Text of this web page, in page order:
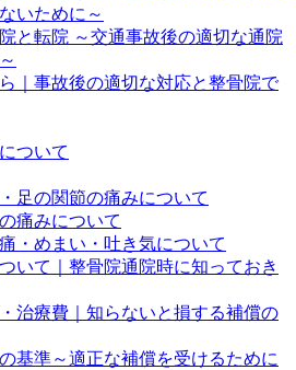
いために～
と転院 ～交通事故後の適切な通院
｜事故後の適切な対応と整骨院で
ついて
足の関節の痛みについて
痛みについて
・めまい・吐き気について
いて｜整骨院通院時に知っておき
治療費｜知らないと損する補償の
基準～適正な補償を受けるために